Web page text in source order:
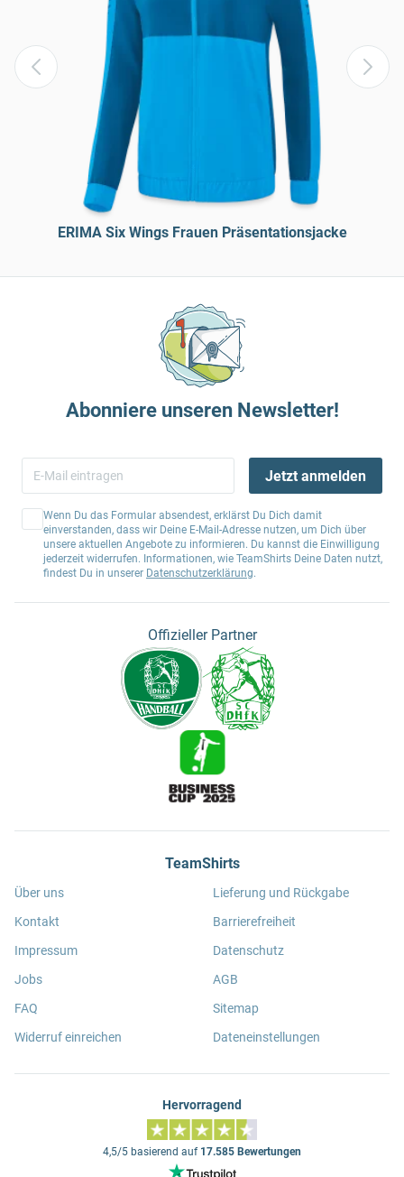
ERIMA Six Wings Frauen Präsentationsjacke
Abonniere unseren Newsletter!
Jetzt anmelden
Wenn Du das Formular absendest, erklärst Du Dich damit
einverstanden, dass wir Deine E-Mail-Adresse nutzen, um Dich über
unsere aktuellen Angebote zu informieren. Du kannst die Einwilligung
jederzeit widerrufen. Informationen, wie TeamShirts Deine Daten nutzt,
findest Du in unserer Datenschutzerklärung.
Offizieller Partner
TeamShirts
Über uns
Kontakt
Impressum
Jobs
FAQ
Widerruf einreichen
Lieferung und Rückgabe
Barrierefreiheit
Datenschutz
AGB
Sitemap
Dateneinstellungen
Hervorragend
4,5/5 basierend auf 17.585 Bewertungen